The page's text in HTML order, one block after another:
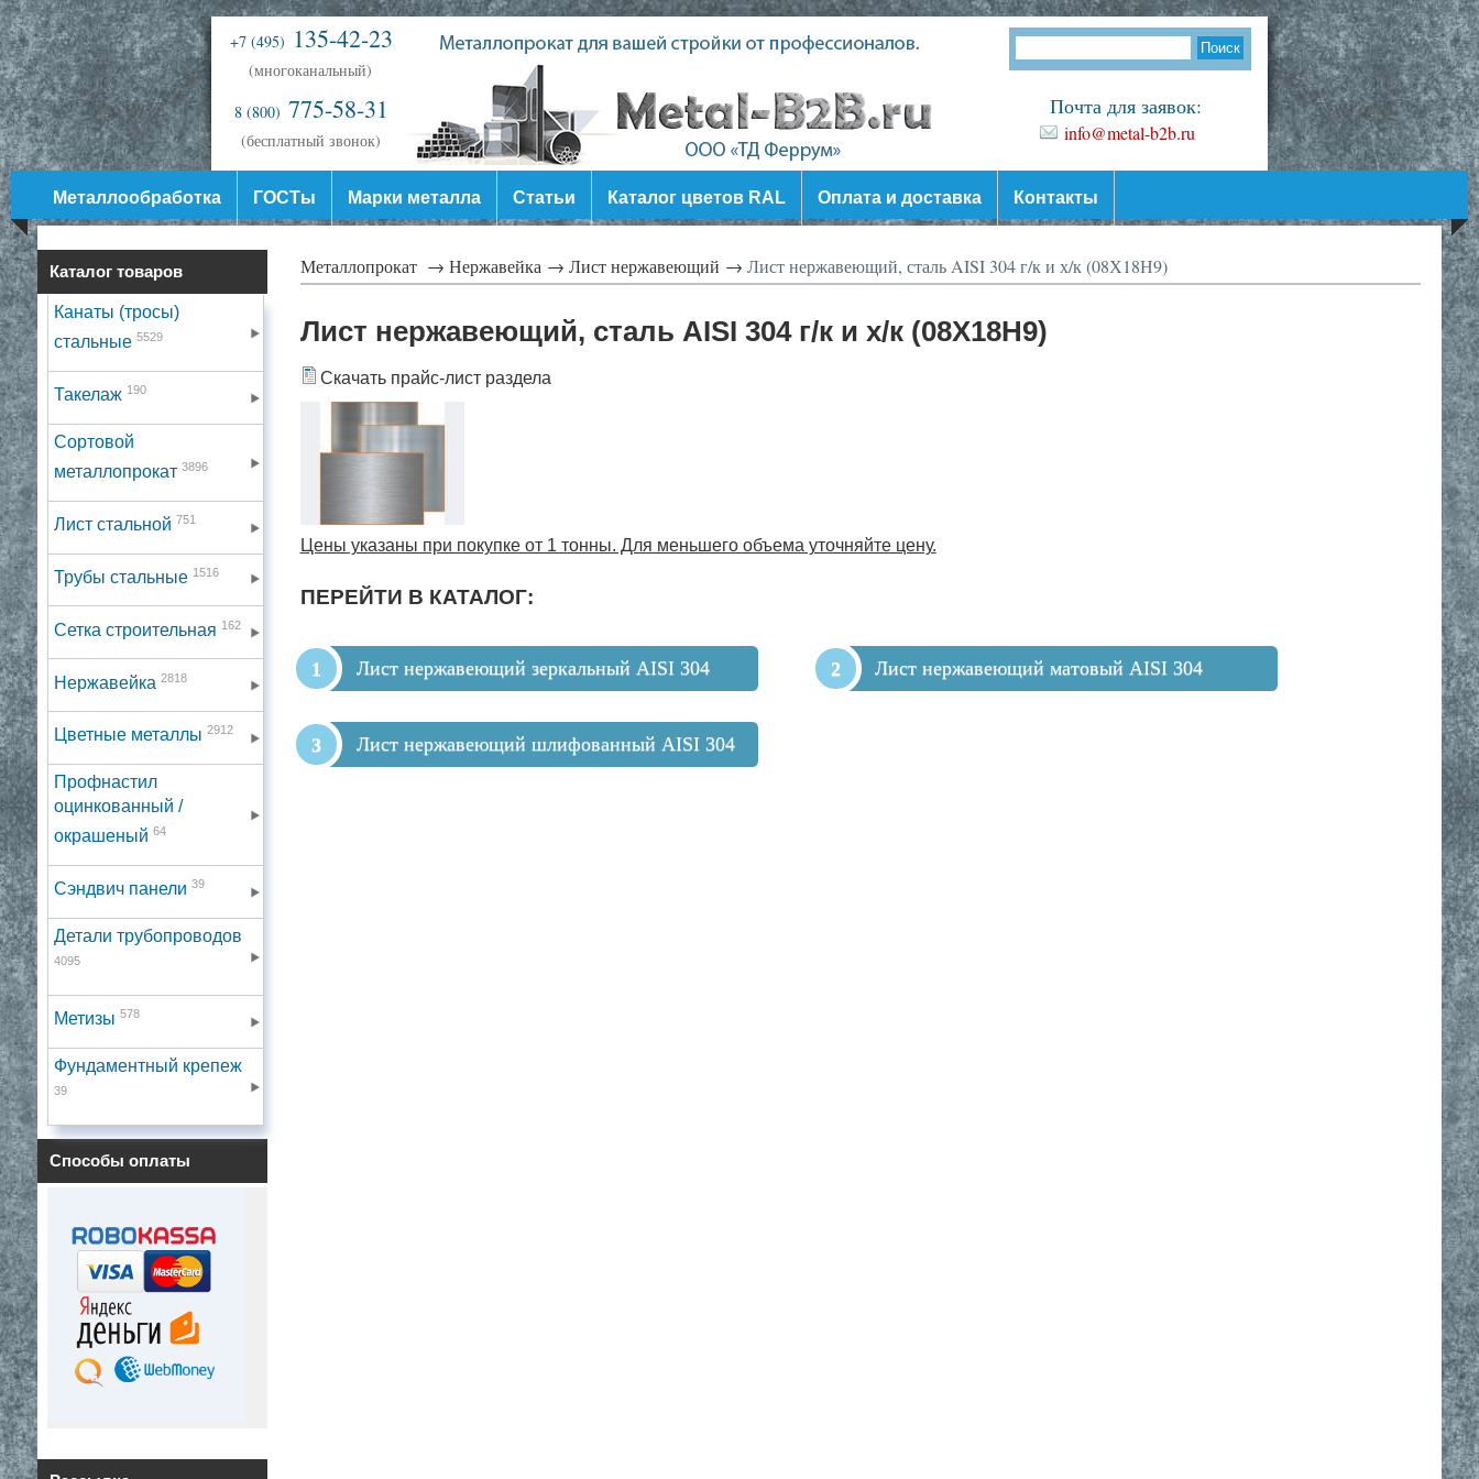
Почта для заявок:
info@metal-b2b.ru
+7 (495) 135-42-23
(многоканальный)
8 (800) 775-58-31
(бесплатный звонок)
Металлообработка ГОСТы Марки металла Статьи Каталог цветов RAL Оплата и доставка Контакты
Каталог товаров
Канаты (тросы)
стальные 5529
Такелаж 190
Сортовой
металлопрокат 3896
Лист стальной 751
Трубы стальные 1516
Сетка строительная 162
Нержавейка 2818
Цветные металлы 2912
Профнастил
оцинкованный /
окрашеный 64
Сэндвич панели 39
Детали трубопроводов
4095
Метизы 578
Фундаментный крепеж
39
Способы оплаты
Металлопрокат → Нержавейка → Лист нержавеющий → Лист нержавеющий, сталь AISI 304 г/к и х/к (08Х18Н9)
Лист нержавеющий, сталь AISI 304 г/к и х/к (08Х18Н9)
Скачать прайс-лист раздела
Цены указаны при покупке от 1 тонны. Для меньшего объема уточняйте цену.
ПЕРЕЙТИ В КАТАЛОГ:
Лист нержавеющий зеркальный AISI 304 Лист нержавеющий матовый AISI 304
Лист нержавеющий шлифованный AISI 304